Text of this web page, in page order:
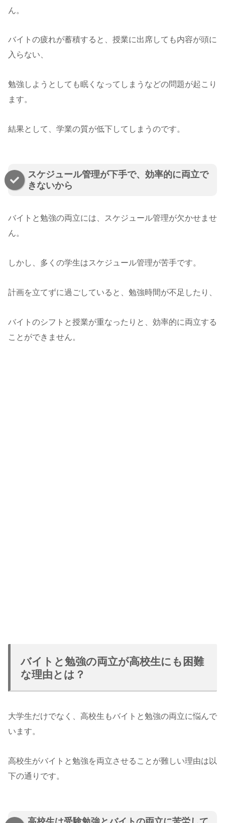
ん。
バイトの疲れが蓄積すると、授業に出席しても内容が頭に
入らない、
勉強しようとしても眠くなってしまうなどの問題が起こり
ます。
結果として、学業の質が低下してしまうのです。
スケジュール管理が下手で、効率的に両立で
きないから
バイトと勉強の両立には、スケジュール管理が欠かせませ
ん。
しかし、多くの学生はスケジュール管理が苦手です。
計画を立てずに過ごしていると、勉強時間が不足したり、
バイトのシフトと授業が重なったりと、効率的に両立する
ことができません。
バイトと勉強の両立が高校生にも困難
な理由とは？
大学生だけでなく、高校生もバイトと勉強の両立に悩んで
います。
高校生がバイトと勉強を両立させることが難しい理由は以
下の通りです。